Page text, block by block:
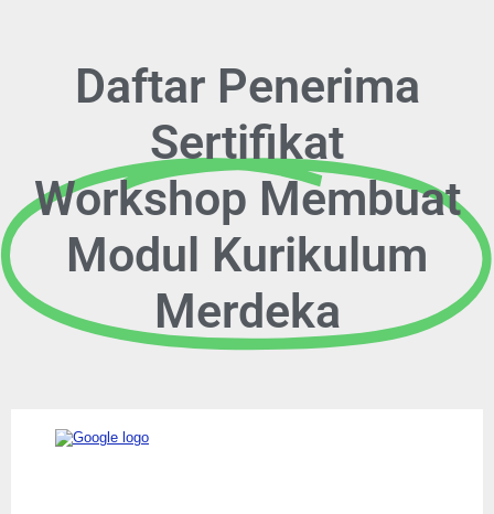
Daftar Penerima
Sertifikat
Workshop Membuat
Modul Kurikulum
Merdeka